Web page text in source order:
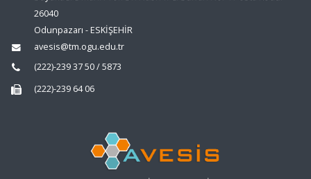
26040
Odunpazarı - ESKİŞEHİR
avesis@tm.ogu.edu.tr
(222)-239 37 50 / 5873
(222)-239 64 06